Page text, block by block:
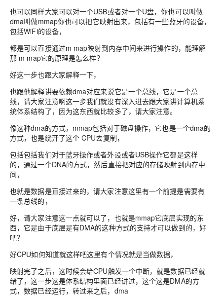
也可以同样大家可以对一个USB或者对一个U盘，你也可以叫做
dma叫做mmap你也可以把它映射出来，包括有一些蓝牙的设备，
包括WiFi的设备，
都是可以直接通过m map映射到内存中间来进行操作的，能理解
那 m map它的原理是怎么样？
好这一步也跟大家解释一下，
也跟他解释讲要依赖dma对应来说它是一个总线，它是一个总
线，请大家注意啊这一步我们就没有深入进去跟大家讲计算机系
统体系结构了，因为这东西就比较多了，请大家注意。
像这种dma的方式，mmap包括对于磁盘操作，它也是一个dma的
方式，也是绕开了这个 CPU去复制，
包括包括我们对于蓝牙操作或者外设或者USB操作它都是这样
的，通过一个DNA的方式，然后直接把对应的存储映射到内存中
间，
也就是数据是直接过来的，请大家注意这里有一个前提是需要有
一条总线的，
好，请大家注意这一点就可以了，也就是mmap它底层实现的东
西，它是由于底层是有DMA的这种方式的支持才可以做到的，好
吧？
好CPU如何知道就这样吧这里有个情况就是当做数据，
映射完了之后，这时候会给CPU触发一个中断，就是数据已经就
绪了，这一步这是体系结构里面已经讲过，这个这是DMA的方
式，数据已经运行，转过来之后，dma